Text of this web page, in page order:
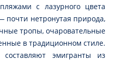
с лазурного цвета
нетронутая природа,
тропы, очаровательные
в традиционном стиле.
эмигранты из